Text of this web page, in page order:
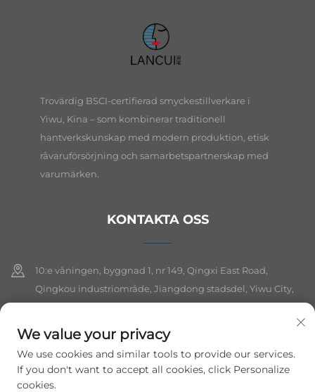
Trovärdig BSCI-certifierad smyckestillverkare i
Yiwu, Kina – som kombinerar traditionell
hantverkskunskap med modern produktion, etisk
råvaruförsörjning och samarbetspartnerskap med
varumärken.
KONTAKTA OSS
10:e våningen, byggnad 1, nr 149, Qingxi East Road,
Qingkou industriområde, Jiangdong stadsdel, Yiwu City,
+86-19564394943
[email protected]
We value your privacy
We use cookies and similar tools to provide our services.
If you don't want to accept all cookies, click Personalize
cookies.